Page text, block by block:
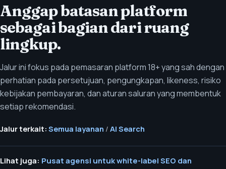
Anggap batasan platform
sebagai bagian dari ruang
lingkup.
Jalur ini fokus pada pemasaran platform 18+ yang sah dengan
perhatian pada persetujuan, pengungkapan, likeness, risiko
kebijakan pembayaran, dan aturan saluran yang membentuk
setiap rekomendasi.
Jalur terkait: Semua layanan / AI Search
Lihat juga: Pusat agensi untuk white-label SEO dan